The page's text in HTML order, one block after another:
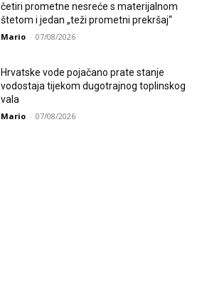
četiri prometne nesreće s materijalnom
štetom i jedan „teži prometni prekršaj“
Mario - 07/08/2026
Hrvatske vode pojačano prate stanje
vodostaja tijekom dugotrajnog toplinskog
vala
Mario - 07/08/2026